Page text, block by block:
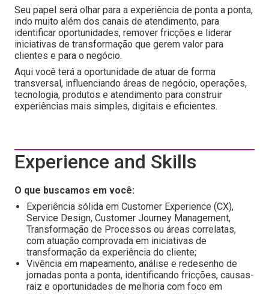
Seu papel será olhar para a experiência de ponta a ponta,
indo muito além dos canais de atendimento, para
identificar oportunidades, remover fricções e liderar
iniciativas de transformação que gerem valor para
clientes e para o negócio.
Aqui você terá a oportunidade de atuar de forma
transversal, influenciando áreas de negócio, operações,
tecnologia, produtos e atendimento para construir
experiências mais simples, digitais e eficientes.
Experience and Skills
O que buscamos em você:
Experiência sólida em Customer Experience (CX),
Service Design, Customer Journey Management,
Transformação de Processos ou áreas correlatas,
com atuação comprovada em iniciativas de
transformação da experiência do cliente;
Vivência em mapeamento, análise e redesenho de
jornadas ponta a ponta, identificando fricções, causas-
raiz e oportunidades de melhoria com foco em